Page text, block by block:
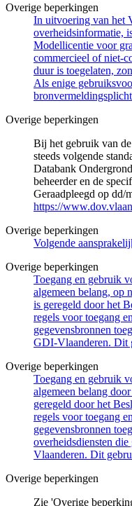
Overige beperkingen
In uitvoering van het
overheidsinformatie,
Modellicentie voor
commercieel of niet-
duur is toegelaten,
Als enige
Overige beperkingen
Bij het gebruik van
steeds volgende
Databank
beheerder en de
Geraadpleegd op dd/
https://
Overige beperkingen
Volgende
Overige beperkingen
Toegang en gebruik
algemeen belang, op
is geregeld door het
regels voor toegang
gegevensbronnen
GDI-Vlaanderen. Dit
Overige beperkingen
Toegang en gebruik
algemeen belang
geregeld door het
regels voor toegang
gegevensbronnen
overheidsdiensten
Vlaanderen. Dit
Overige beperkingen
Zie 'Overige